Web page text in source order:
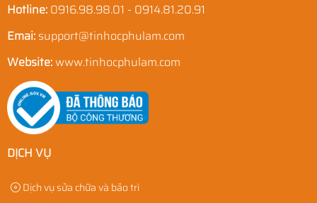
Hotline: 0916.98.98.01 - 0914.81.20.91
Emai: support@tinhocphulam.com
Website:www.tinhocphulam.com
DỊCH VỤ
Dịch vụ sửa chữa và bảo trì